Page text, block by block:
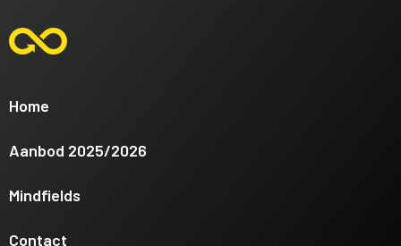
Home
Aanbod 2025/2026
Mindfields
Contact